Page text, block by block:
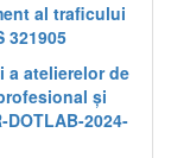
al traficului
321905
a atelierelor de
și
2024-